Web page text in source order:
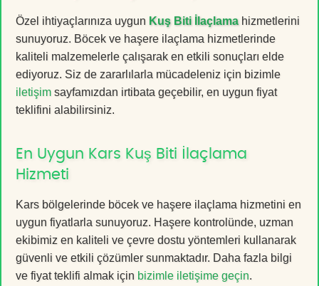
Özel ihtiyaçlarınıza uygun Kuş Biti İlaçlamahizmetlerini
sunuyoruz. Böcek ve haşere ilaçlama hizmetlerinde
kaliteli malzemelerle çalışarak en etkili sonuçları elde
ediyoruz. Siz de zararlılarla mücadeleniz için bizimle
iletişim sayfamızdan irtibata geçebilir, en uygun fiyat
teklifini alabilirsiniz.
En Uygun Kars Kuş Biti İlaçlama
Hizmeti
Kars bölgelerinde böcek ve haşere ilaçlama hizmetini en
uygun fiyatlarla sunuyoruz. Haşere kontrolünde, uzman
ekibimiz en kaliteli ve çevre dostu yöntemleri kullanarak
güvenli ve etkili çözümler sunmaktadır. Daha fazla bilgi
ve fiyat teklifi almak için bizimle iletişime geçin.